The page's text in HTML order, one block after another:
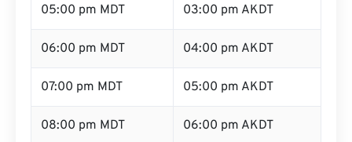
05:00 pm MDT 03:00 pm AKDT
06:00 pm MDT 04:00 pm AKDT
07:00 pm MDT 05:00 pm AKDT
08:00 pm MDT 06:00 pm AKDT